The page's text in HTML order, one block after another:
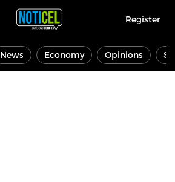
Register
News Economy Opinions